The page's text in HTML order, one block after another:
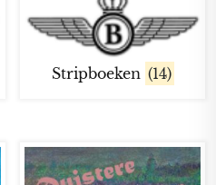
Stripboeken (14)